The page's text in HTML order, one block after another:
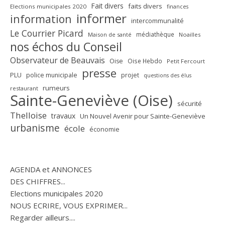
Elections municipales 2020 Fait divers faits divers finances
information informer intercommunalité
Le Courrier Picard Maison de santé médiathèque Noailles
nos échos du Conseil
Observateur de Beauvais Oise Oise Hebdo Petit Fercourt
PLU police municipale presse projet questions des élus
restaurant rumeurs
Sainte-Geneviève (Oise) sécurité
Thelloise travaux Un Nouvel Avenir pour Sainte-Geneviève
urbanisme école économie
AGENDA et ANNONCES
DES CHIFFRES...
Elections municipales 2020
NOUS ECRIRE, VOUS EXPRIMER...
Regarder ailleurs....